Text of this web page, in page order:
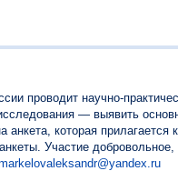
проводит научно-
— выявить
которая прилагается
Участие добровольное,